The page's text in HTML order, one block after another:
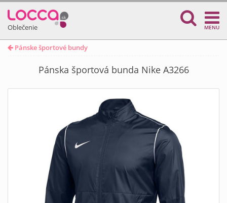
Oblečenie MENU
Pánske športové bundy
Pánska športová bunda Nike A3266